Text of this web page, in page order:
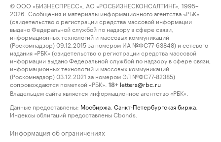
© ООО «БИЗНЕСПРЕСС», АО «РОСБИЗНЕСКОНСАЛТИНГ», 1995–
2026. Сообщения и материалы информационного агентства «РБК»
(свидетельство о регистрации средства массовой информации
выдано Федеральной службой по надзору в сфере связи,
информационных технологий и массовых коммуникаций
(Роскомнадзор) 09.12.2015 за номером ИА №ФС77-63848) и сетевого
издания «РБК» (свидетельство о регистрации средства массовой
информации выдано Федеральной службой по надзору в сфере связи,
информационных технологий и массовых коммуникаций
(Роскомнадзор) 03.12.2021 за номером ЭЛ №ФС77-82385)
сопровождаются пометкой «РБК».
18+ letters@rbc.ru
Владельцем сайта является информационное агентство «РБК».
Данные предоставлены: Мосбиржа Санкт-Петербургская биржа
Индексы облигаций предоставлены Cbonds.
Информация об ограничениях